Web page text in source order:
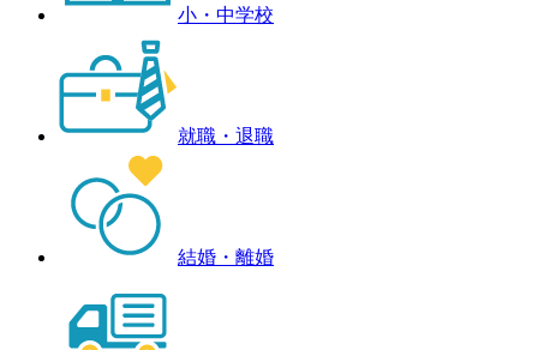
小・中学校
就職・退職
結婚・離婚